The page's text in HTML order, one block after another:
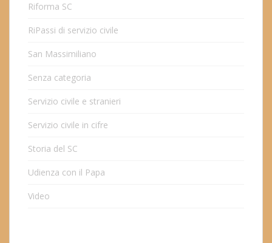
Riforma SC
RiPassi di servizio civile
San Massimiliano
Senza categoria
Servizio civile e stranieri
Servizio civile in cifre
Storia del SC
Udienza con il Papa
Video